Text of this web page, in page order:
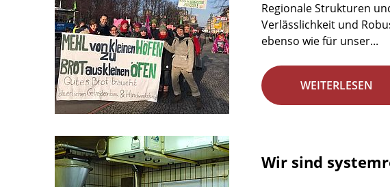
Regionale Strukturen
Verlässlichkeit und
ebenso wie für unser...
WEITERLESEN
Wir sind